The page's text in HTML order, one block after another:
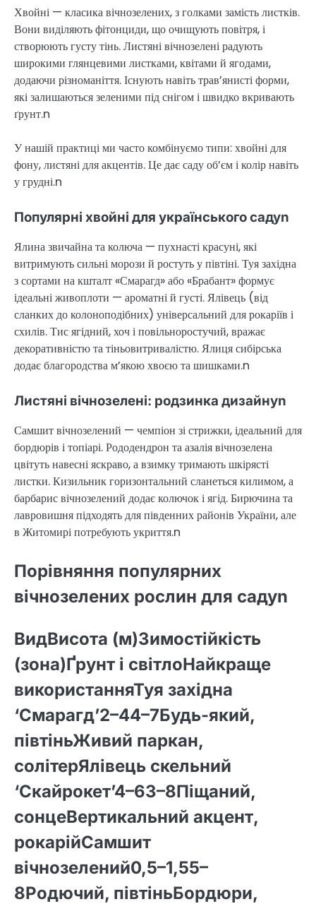
Хвойні — класика вічнозелених, з голками замість листків.
Вони виділяють фітонциди, що очищують повітря, і
створюють густу тінь. Листяні вічнозелені радують
широкими глянцевими листками, квітами й ягодами,
додаючи різноманіття. Існують навіть трав’янисті форми,
які залишаються зеленими під снігом і швидко вкривають
ґрунт.n
У нашій практиці ми часто комбінуємо типи: хвойні для
фону, листяні для акцентів. Це дає саду об’єм і колір навіть
у грудні.n
Популярні хвойні для українського садуn
Ялина звичайна та колюча — пухнасті красуні, які
витримують сильні морози й ростуть у півтіні. Туя західна
з сортами на кшталт «Смарагд» або «Брабант» формує
ідеальні живоплоти — ароматні й густі. Ялівець (від
сланких до колоноподібних) універсальний для рокаріїв і
схилів. Тис ягідний, хоч і повільноростучий, вражає
декоративністю та тіньовитривалістю. Ялиця сибірська
додає благородства м’якою хвоєю та шишками.n
Листяні вічнозелені: родзинка дизайнуn
Самшит вічнозелений — чемпіон зі стрижки, ідеальний для
бордюрів і топіарі. Рододендрон та азалія вічнозелена
цвітуть навесні яскраво, а взимку тримають шкірясті
листки. Кизильник горизонтальний сланеться килимом, а
барбарис вічнозелений додає колючок і ягід. Бирючина та
лавровишня підходять для південних районів України, але
в Житомирі потребують укриття.n
Порівняння популярних
вічнозелених рослин для садуn
ВидВисота (м)Зимостійкість
(зона)Ґрунт і світлоНайкраще
використанняТуя західна
‘Смарагд’2–44–7Будь-який,
півтіньЖивий паркан,
солітерЯлівець скельний
‘Скайрокет’4–63–8Піщаний,
сонцеВертикальний акцент,
рокарійСамшит
вічнозелений0,5–1,55–
8Родючий, півтіньБордюри,